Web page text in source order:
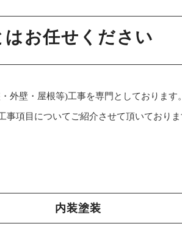
お任せください
外壁・屋根等)工事を専門としております
事項目についてご紹介させて頂いており
内装塗装